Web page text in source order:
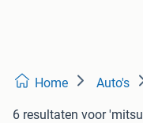
Home Auto's
6 resultaten voor